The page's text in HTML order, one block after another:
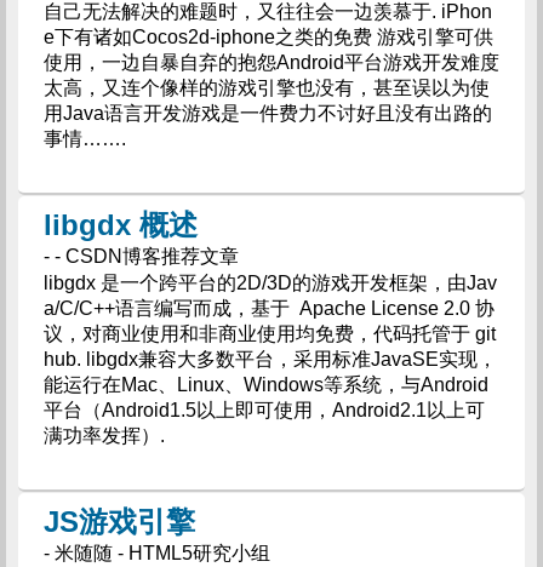
自己无法解决的难题时，又往往会一边羡慕于. iPhon
e下有诸如Cocos2d-iphone之类的免费 游戏引擎可供
使用，一边自暴自弃的抱怨Android平台游戏开发难度
太高，又连个像样的游戏引擎也没有，甚至误以为使
用Java语言开发游戏是一件费力不讨好且没有出路的
事情…….
libgdx 概述
- - CSDN博客推荐文章
libgdx 是一个跨平台的2D/3D的游戏开发框架，由Jav
a/C/C++语言编写而成，基于 Apache License 2.0 协
议，对商业使用和非商业使用均免费，代码托管于 git
hub. libgdx兼容大多数平台，采用标准JavaSE实现，
能运行在Mac、Linux、Windows等系统，与Android
平台（Android1.5以上即可使用，Android2.1以上可
满功率发挥）.
JS游戏引擎
- 米随随 - HTML5研究小组